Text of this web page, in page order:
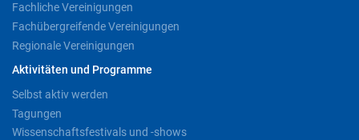
Fachliche Vereinigungen
Fachübergreifende Vereinigungen
Regionale Vereinigungen
Aktivitäten und Programme
Selbst aktiv werden
Tagungen
Wissenschaftsfestivals und -shows